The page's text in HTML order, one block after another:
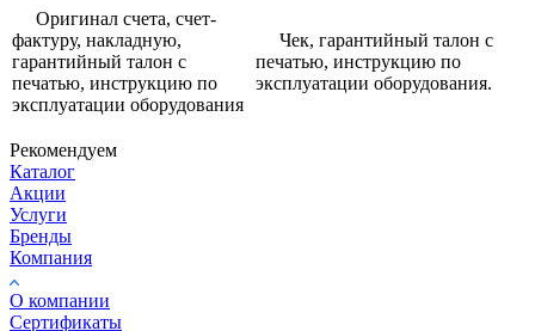
Оригинал счета, счет-
фактуру, накладную,
гарантийный талон с
печатью, инструкцию по
эксплуатации оборудования
Чек, гарантийный талон с
печатью, инструкцию по
эксплуатации оборудования.
Рекомендуем
Каталог
Акции
Услуги
Бренды
Компания
О компании
Сертификаты